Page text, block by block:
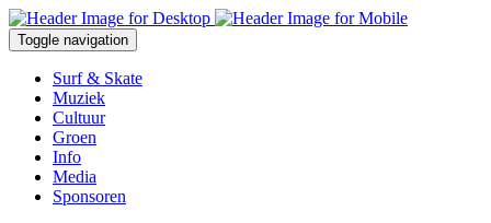
Overslaan en naar de inhoud gaan
Toggle navigation
Surf & Skate
Muziek
Cultuur
Groen
Info
Media
Sponsoren